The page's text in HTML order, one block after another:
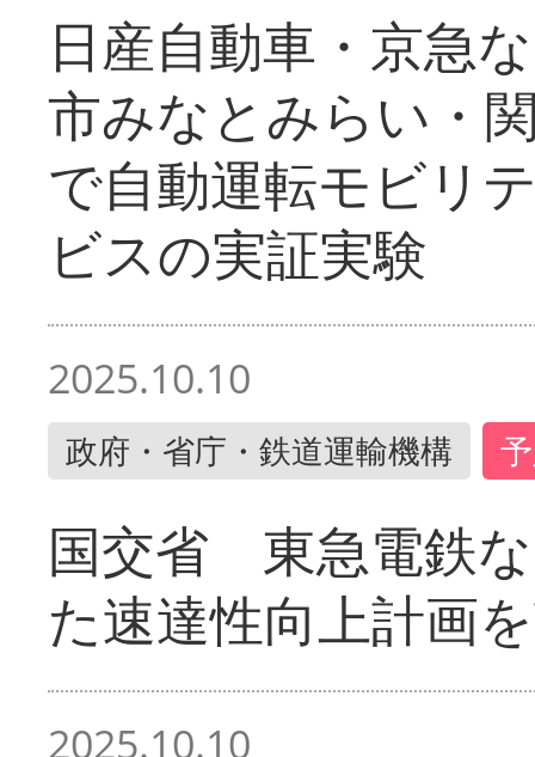
日産自動車・京急
市みなとみらい・
で自動運転モビリ
ビスの実証実験
2025.10.10
政府・省庁・鉄道運輸機構
国交省 東急電鉄
た速達性向上計画
2025.10.10